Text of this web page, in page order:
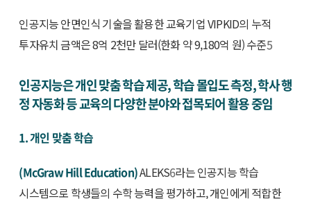
인공지능 안면인식 기술을 활용한 교육기업 VIPKID의 누적
투자유치 금액은 8억 2천만 달러(한화 약 9,180억 원) 수준5
인공지능은 개인 맞춤 학습 제공, 학습 몰입도 측정, 학사 행
정 자동화 등 교육의 다양한 분야와 접목되어 활용 중임
1. 개인 맞춤 학습
(McGraw Hill Education)ALEKS6라는 인공지능 학습
시스템으로 학생들의 수학 능력을 평가하고, 개인에게 적합한